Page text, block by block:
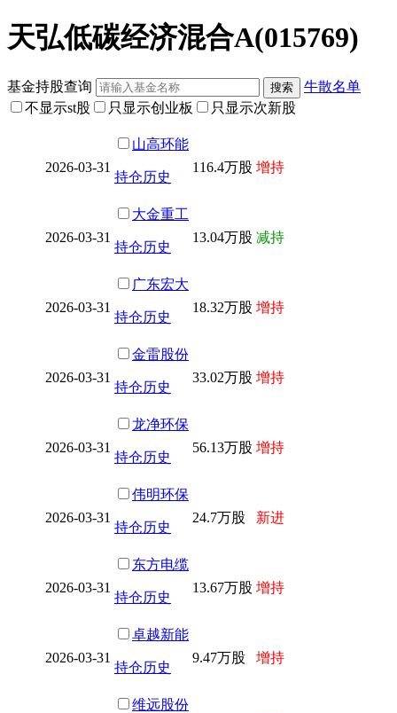
天弘低碳经济混合A(015769)
基金持股查询
牛散名单
不显示st股
只显示创业板 只显示次新股
2026-03-31
山高环能
持仓历史
116.4万股 增持
2026-03-31
大金重工
持仓历史
13.04万股 减持
2026-03-31
广东宏大
持仓历史
18.32万股 增持
2026-03-31
金雷股份
持仓历史
33.02万股 增持
2026-03-31
龙净环保
持仓历史
56.13万股 增持
2026-03-31
伟明环保
持仓历史
24.7万股 新进
2026-03-31
东方电缆
持仓历史
13.67万股 增持
2026-03-31
卓越新能
持仓历史
9.47万股 增持
维远股份